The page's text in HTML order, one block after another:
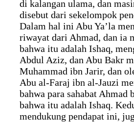
di kalangan ulama, dan
disebut dari sekelompok
Dalam hal ini Abu Ya’la
riwayat dari Ahmad, dan ia
bahwa itu adalah Ishaq,
Abdul Aziz, dan Abu Bakr
Muhammad ibn Jarir, dan
Abu al-Faraj ibn al-Jauzi
bahwa para sahabat Ahmad
bahwa itu adalah Ishaq.
mendukung pendapat ini,